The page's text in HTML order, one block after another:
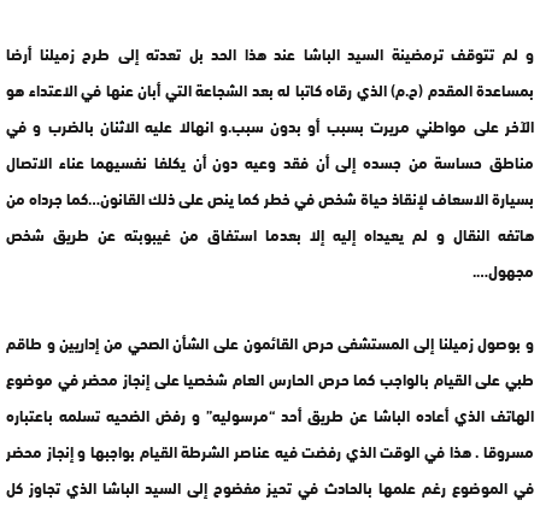
و لم تتوقف ترمضينة السيد الباشا عند هذا الحد بل تعدته إلى طرح زميلنا أرضا
بمساعدة المقدم (ح.م) الذي رقاه كاتبا له بعد الشجاعة التي أبان عنها في الاعتداء هو
الآخر على مواطني مريرت بسبب أو بدون سبب.و انهالا عليه الاثنان بالضرب و في
مناطق حساسة من جسده إلى أن فقد وعيه دون أن يكلفا نفسيهما عناء الاتصال
بسيارة الاسعاف لإنقاذ حياة شخص في خطر كما ينص على ذلك القانون…كما جرداه من
هاتفه النقال و لم يعيداه إليه إلا بعدما استفاق من غيبوبته عن طريق شخص
مجهول….
و بوصول زميلنا إلى المستشفى حرص القائمون على الشأن الصحي من إداريين و طاقم
طبي على القيام بالواجب كما حرص الحارس العام شخصيا على إنجاز محضر في موضوع
الهاتف الذي أعاده الباشا عن طريق أحد “مرسوليه” و رفض الضحيه تسلمه باعتباره
مسروقا . هذا في الوقت الذي رفضت فيه عناصر الشرطة القيام بواجبها و إنجاز محضر
في الموضوع رغم علمها بالحادث في تحيز مفضوح إلى السيد الباشا الذي تجاوز كل